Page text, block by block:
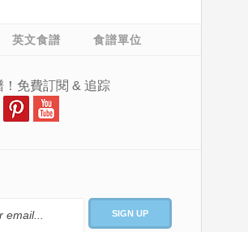
英文食譜 食譜單位
免費訂閱 & 追踪